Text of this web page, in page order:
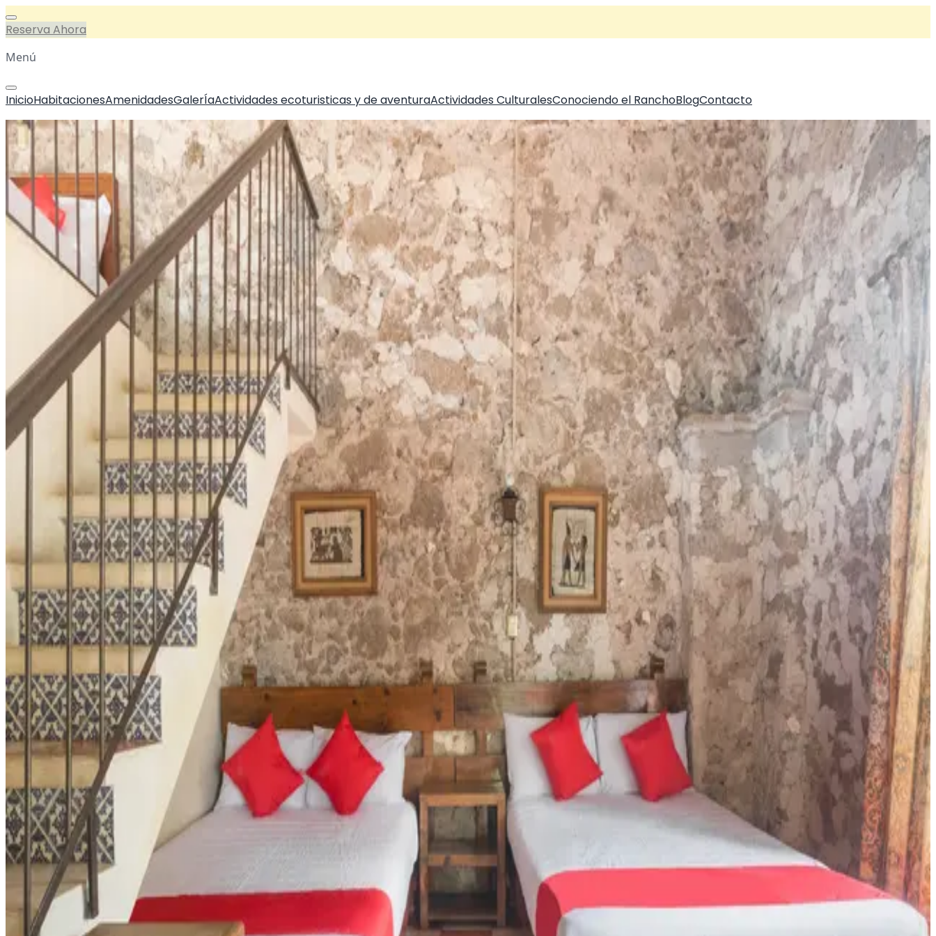
Reserva Ahora
Menú
InicioHabitacionesAmenidadesGalerÍaActividades ecoturisticas y de aventuraActividades CulturalesConociendo el RanchoBlogContacto
Inicio/
Habitaciones
Todas las habitaciones
20 % de Descuento
Desde$970 MXN $1,164 MXN
Doble Economica
Cap. Maxima
Total Camas
2 matrimonial
Ver detalles
20 % de Descuento
$1,088 MXN $1,306 MXN
King
2
Total Camas
Ver detalles
20 % de Descuento
Desde$1,147 MXN $1,376 MXN
Doble
Cap. Maxima
4
Total Camas
2 matrimonial
Ver detalles